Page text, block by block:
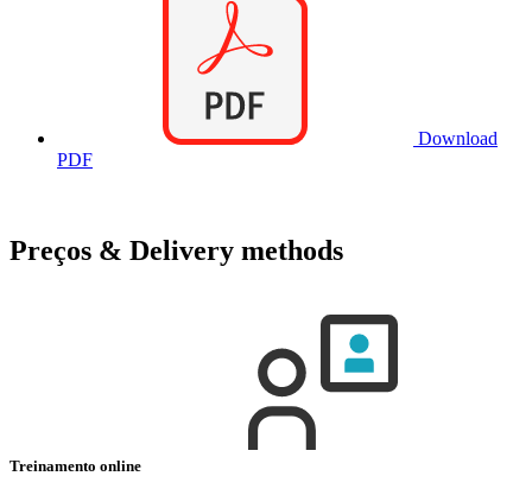
Download
PDF
Preços & Delivery methods
Treinamento online